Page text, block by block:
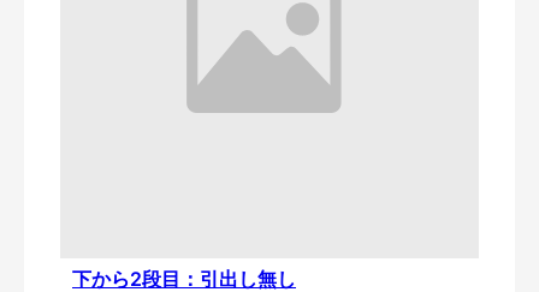
下から2段目：引出し無し